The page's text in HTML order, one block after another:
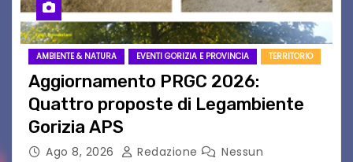
AMBIENTE & NATURA EVENTI GORIZIA E PROVINCIA TERRITORIO
Aggiornamento PRGC 2026:
Quattro proposte di Legambiente
Gorizia APS
Ago 8, 2026 Redazione
Nessun